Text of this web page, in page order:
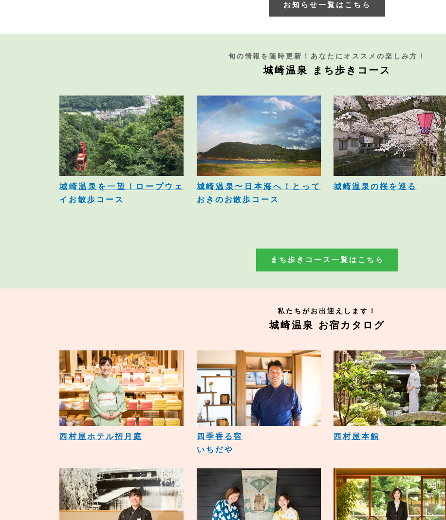
お知らせ一覧はこちら
旬の情報を随時更新！あなたにオススメの楽しみ方！
城崎温泉 まち歩きコース
城崎温泉を一望！ロープウェ
イお散歩コース
城崎温泉〜日本海へ！とって
おきのお散歩コース
城崎温泉の桜を巡る
まち歩きコース一覧はこちら
私たちがお出迎えします！
城崎温泉 お宿カタログ
西村屋ホテル招月庭
四季香る宿
いちだや
西村屋本館